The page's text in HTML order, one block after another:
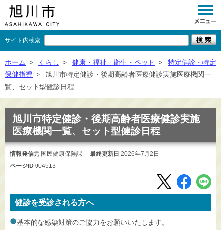
サイト内検索
くらし
事業者向け
施設一覧
ホーム > くらし > 健康・福祉・衛生・ペット >
特定健診・特定
保健指導 >
旭川市特定健診・後期高齢者医療健診実施医療機関一
覧、セット型健診日程
旭川市特定健診・後期高齢者医療健診実施
医療機関一覧、セット型健診日程
情報発信元 国民健康保険課 最終更新日 2026年7月2日
ページID 004513
健診を受診される方へ
基本的な感染対策のご協力をお願いいたします。